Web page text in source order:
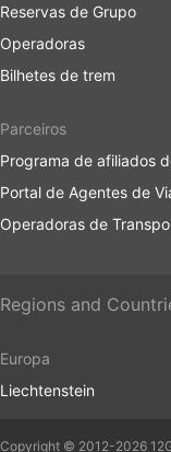
Reservas de Grupo
Operadoras
Bilhetes de trem
Parceiros
Programa de afiliados
Portal de Agentes de
Operadoras de
Regions and
Europa
Liechtenstein
Copyright © 2012-2026